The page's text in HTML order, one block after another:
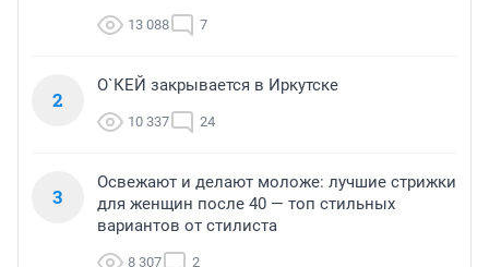
13 088 7
2
О`КЕЙ закрывается в Иркутске
10 337 24
3
Освежают и делают моложе: лучшие стрижки
для женщин после 40 — топ стильных
вариантов от стилиста
8 307 2